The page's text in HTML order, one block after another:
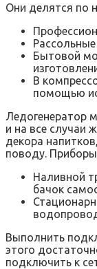
Они делятся по
Бытовой
В
помощью
Ледогенератор
и на все случаи
декора
поводу.
Наливной
бачок
Выполнить
этого
подключить к